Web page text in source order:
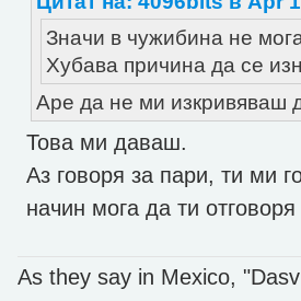
Значи в чужибина не
Хубава причина да се
Аре да не ми изкривяваш
Това ми даваш.
Аз говоря за пари, ти ми
начин мога да ти
As they say in Mexico,